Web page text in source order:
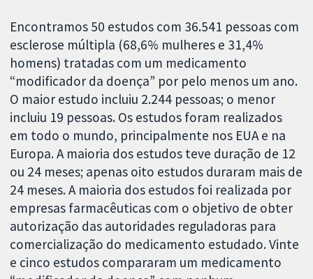
Encontramos 50 estudos com 36.541 pessoas com
esclerose múltipla (68,6% mulheres e 31,4%
homens) tratadas com um medicamento
“modificador da doença” por pelo menos um ano.
O maior estudo incluiu 2.244 pessoas; o menor
incluiu 19 pessoas. Os estudos foram realizados
em todo o mundo, principalmente nos EUA e na
Europa. A maioria dos estudos teve duração de 12
ou 24 meses; apenas oito estudos duraram mais de
24 meses. A maioria dos estudos foi realizada por
empresas farmacêuticas com o objetivo de obter
autorização das autoridades reguladoras para
comercialização do medicamento estudado. Vinte
e cinco estudos compararam um medicamento